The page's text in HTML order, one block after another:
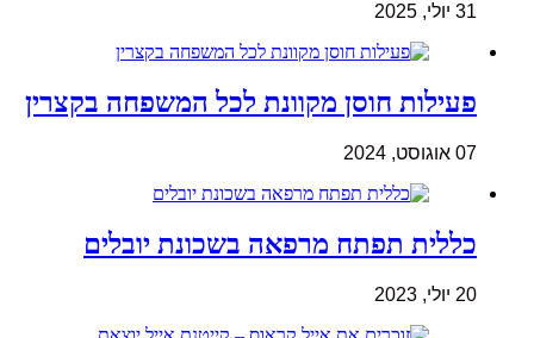
31 יולי, 2025
פעילות חוסן מקוונת לכל המשפחה בקצרין
07 אוגוסט, 2024
כללית תפתח מרפאה בשכונת יובלים
20 יולי, 2023